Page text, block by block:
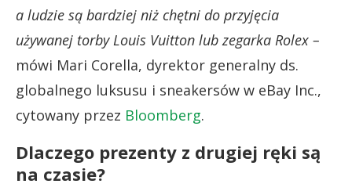
a ludzie są bardziej niż chętni do przyjęcia
używanej torby Louis Vuitton lub zegarka Rolex –
mówi Mari Corella, dyrektor generalny ds.
globalnego luksusu i sneakersów w eBay Inc.,
cytowany przez Bloomberg.
Dlaczego prezenty z drugiej ręki są
na czasie?